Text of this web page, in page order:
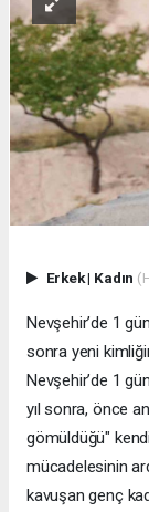
Erkek| Kadın
Nevşehir’de 1
sonra yeni
Nevşehir’de 1
yıl sonra, önce
gömüldüğü"
mücadelesinin
kavuşan genç